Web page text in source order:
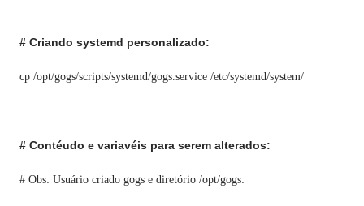
# Criando systemd personalizado:
cp /opt/gogs/scripts/systemd/gogs.service /etc/systemd/system/
# Contéudo e variavéis para serem alterados:
# Obs: Usuário criado gogs e diretório /opt/gogs: